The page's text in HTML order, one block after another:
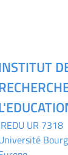
UR 7318